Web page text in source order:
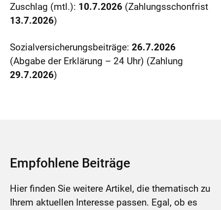
Zuschlag (mtl.): 10.7.2026 (Zahlungsschonfrist
13.7.2026)
Sozialversicherungsbeiträge: 26.7.2026
(Abgabe der Erklärung – 24 Uhr) (Zahlung
29.7.2026)
Empfohlene Beiträge
Hier finden Sie weitere Artikel, die thematisch zu
Ihrem aktuellen Interesse passen. Egal, ob es